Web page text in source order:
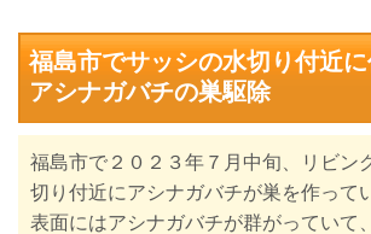
福島市でサッシの水切り付近
アシナガバチの巣駆除
福島市で２０２３年７月中旬、リビン
切り付近にアシナガバチが巣を作って
表面にはアシナガバチが群がっていて